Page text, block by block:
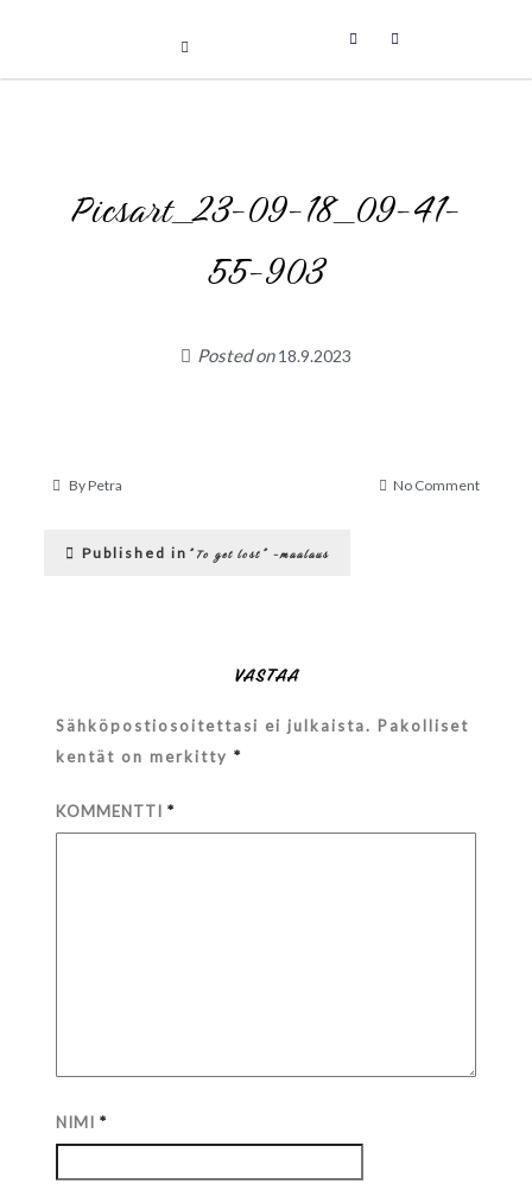
Picsart_23-09-18_09-41-
55-903
Posted on18.9.2023
ByPetra No Commenton
Artikkelien
Published in ”To get lost” -maalaus
VASTAA
Sähköpostiosoitettasi ei julkaista. Pakolliset
kentät on merkitty*
KOMMENTTI*
NIMI*